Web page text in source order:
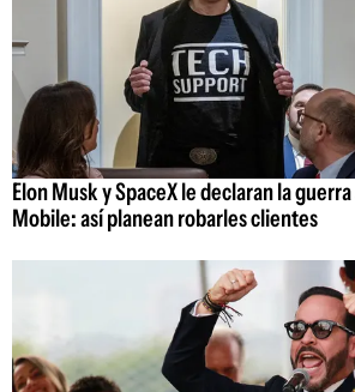
Elon Musk y SpaceX le declaran la
Mobile: así planean robarles clientes